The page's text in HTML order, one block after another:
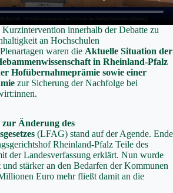
innerhalb der Debatte zu
an Hochschulen
waren die Aktuelle Situation der
in Rheinland-Pfalz
Hofübernahmeprämie sowie einer
zur Sicherung der Nachfolge bei
zur Änderung des
(LFAG) stand auf der Agende. Ende
Rheinland-Pfalz Teile des
der Landesverfassung erklärt. Nun wurde
stärker an den Bedarfen der Kommunen
Euro mehr fließt damit an die